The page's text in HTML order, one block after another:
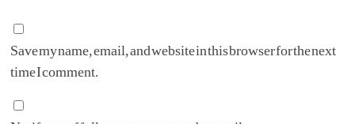
Save my name, email, and website in this browser for the next
time I comment.